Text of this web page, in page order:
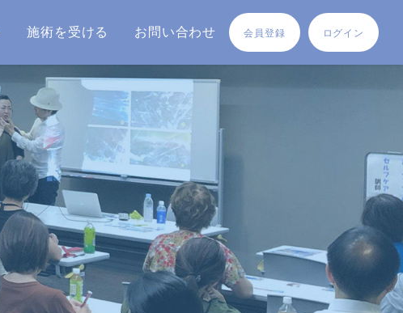
施術を受ける お問い合わせ 会員登録 ログイン